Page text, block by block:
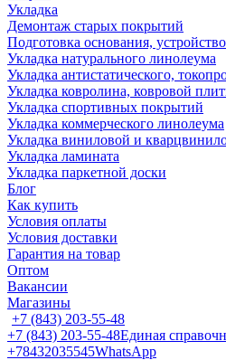
Укладка
Демонтаж старых покрытий
Подготовка основания,
Укладка натурального линолеума
Укладка антистатического,
Укладка ковролина, ковровой
Укладка спортивных покрытий
Укладка коммерческого линолеума
Укладка виниловой и
Укладка ламината
Укладка паркетной доски
Блог
Как купить
Условия оплаты
Условия доставки
Гарантия на товар
Оптом
Вакансии
Магазины
+7 (843) 203-55-48
+7 (843) 203-55-48Единая
+78432035545WhatsApp